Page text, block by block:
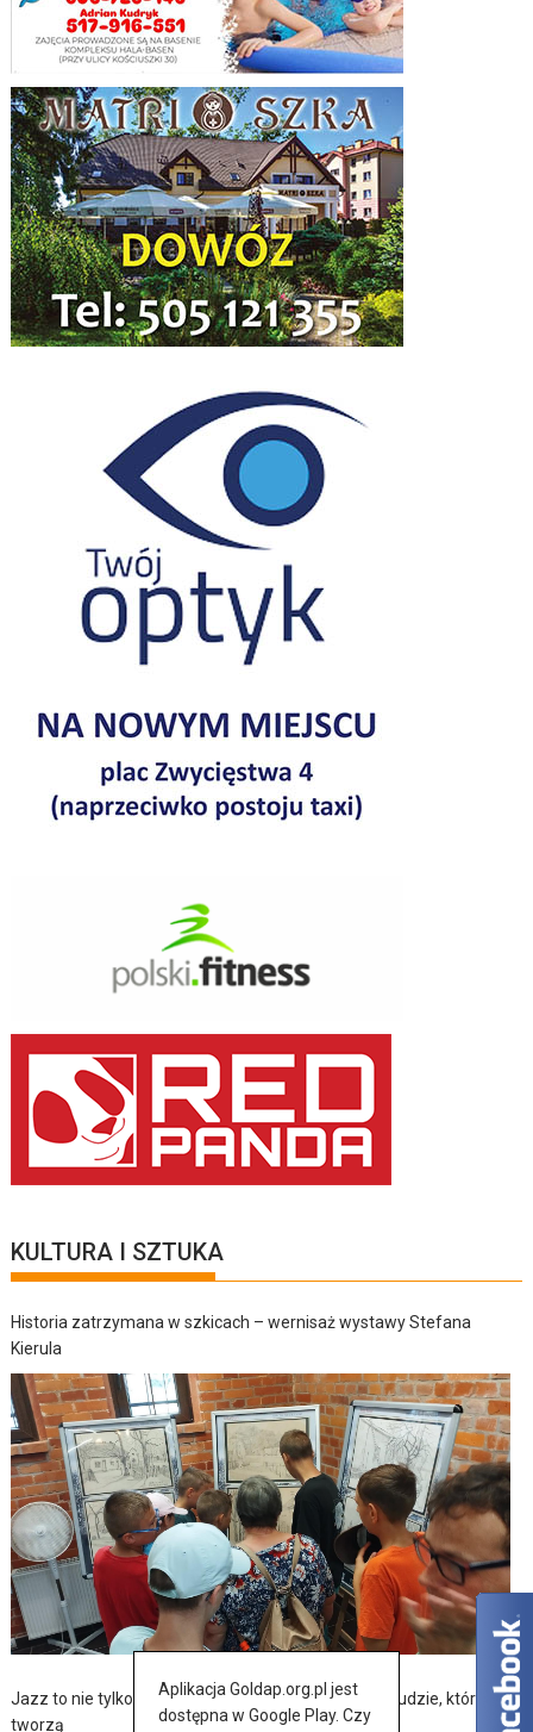
KULTURA I SZTUKA
Historia zatrzymana w szkicach – wernisaż wystawy Stefana
Kierula
Jazz to nie tylko muzyka – to także historia, pasja i ludzie, którzy ją
tworzą
Aplikacja Goldap.org.pl jest
dostępna w Google Play. Czy